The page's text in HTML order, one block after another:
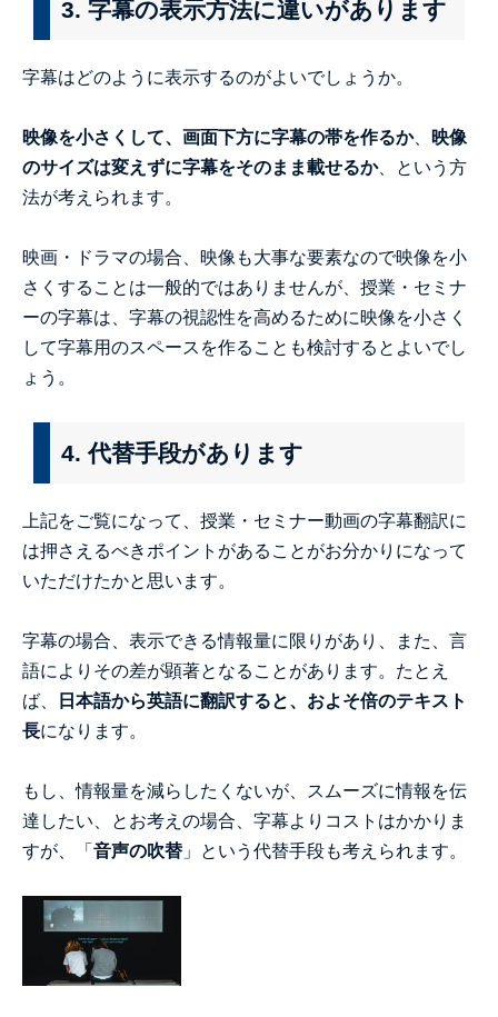
3. 字幕の表示方法に違いがあります
字幕はどのように表示するのがよいでしょうか。
映像を小さくして、画面下方に字幕の帯を作るか、
映像
のサイズは変えずに字幕をそのまま載せるか、という方
法が考えられます。
映画・ドラマの場合、映像も大事な要素なので映像を小
さくすることは一般的ではありませんが、授業・セミナ
ーの字幕は、字幕の視認性を高めるために映像を小さく
して字幕用のスペースを作ることも検討するとよいでし
ょう。
4. 代替手段があります
上記をご覧になって、授業・セミナー動画の字幕翻訳に
は押さえるべきポイントがあることがお分かりになって
いただけたかと思います。
字幕の場合、表示できる情報量に限りがあり、また、言
語によりその差が顕著となることがあります。たとえ
ば、
日本語から英語に翻訳すると、およそ倍のテキスト
長になります。
もし、情報量を減らしたくないが、スムーズに情報を伝
達したい、とお考えの場合、字幕よりコストはかかりま
すが、「 音声の吹替 」という代替手段も考えられます。